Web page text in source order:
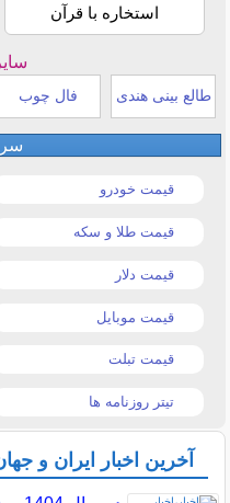
استخاره با قرآن
طالع بینی هندی فال چوب
قیمت خودرو
قیمت طلا و سکه
قیمت دلار
قیمت موبایل
قیمت تبلت
تیتر روزنامه ها
آخرین اخبار ایران و